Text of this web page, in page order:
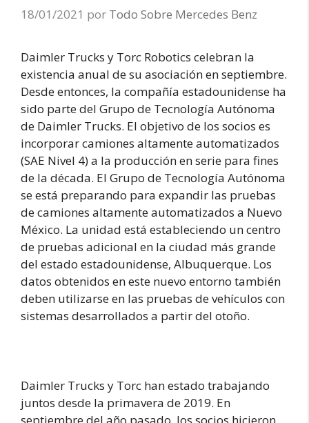
18/01/2021 por Todo Sobre Mercedes Benz
Daimler Trucks y Torc Robotics celebran la
existencia anual de su asociación en septiembre.
Desde entonces, la compañía estadounidense ha
sido parte del Grupo de Tecnología Autónoma
de Daimler Trucks. El objetivo de los socios es
incorporar camiones altamente automatizados
(SAE Nivel 4) a la producción en serie para fines
de la década. El Grupo de Tecnología Autónoma
se está preparando para expandir las pruebas
de camiones altamente automatizados a Nuevo
México. La unidad está estableciendo un centro
de pruebas adicional en la ciudad más grande
del estado estadounidense, Albuquerque. Los
datos obtenidos en este nuevo entorno también
deben utilizarse en las pruebas de vehículos con
sistemas desarrollados a partir del otoño.
Daimler Trucks y Torc han estado trabajando
juntos desde la primavera de 2019. En
septiembre del año pasado, los socios hicieron